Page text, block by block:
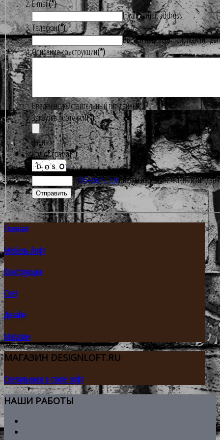
E-mail(*)
Invalid email address.
Телефон(*)
Введен недействительный тип
Описание конструкции(*)
Введен недействительный тип данных
Загрузка чертежей(*)
Введен
данных
Код от спама(*)
Обновить кодВведен недействительный тип
Главная
Мебель Лофт
Конструкции
Свет
Дизайн
Магазин
МАГАЗИН DESIGNLOFT.RU
Светильники в стиле лофт
НАШИ РАБОТЫ